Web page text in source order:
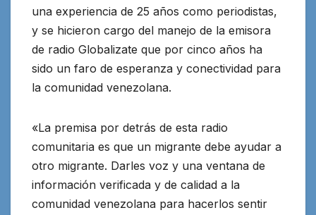
una experiencia de 25 años como periodistas,
y se hicieron cargo del manejo de la emisora
de radio Globalizate que por cinco años ha
sido un faro de esperanza y conectividad para
la comunidad venezolana.
«La premisa por detrás de esta radio
comunitaria es que un migrante debe ayudar a
otro migrante. Darles voz y una ventana de
información verificada y de calidad a la
comunidad venezolana para hacerlos sentir